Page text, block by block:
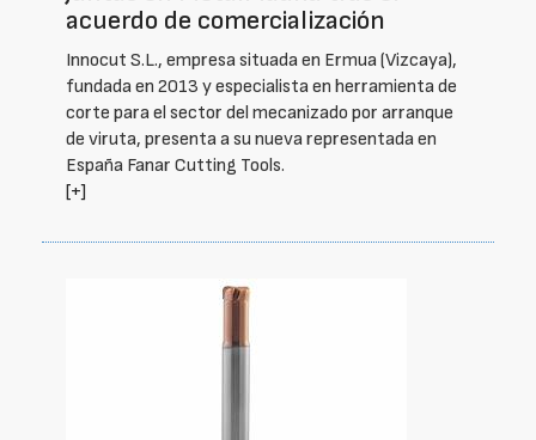
acuerdo de comercialización
Innocut S.L., empresa situada en Ermua (Vizcaya),
fundada en 2013 y especialista en herramienta de
corte para el sector del mecanizado por arranque
de viruta, presenta a su nueva representada en
España Fanar Cutting Tools.
[+]